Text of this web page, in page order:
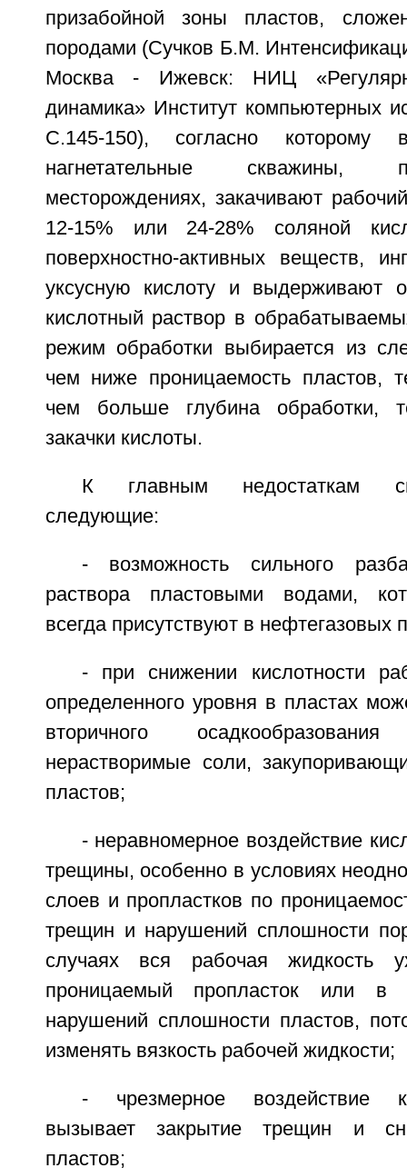
призабойной зоны пластов,
породами (Сучков Б.М.
Москва - Ижевск: НИЦ
динамика» Институт компьютерных
С.145-150), согласно
нагнетательные скважины,
месторождениях, закачивают
12-15% или 24-28% соляной
поверхностно-активных веществ,
уксусную кислоту и выдерживают
кислотный раствор в
режим обработки выбирается из
чем ниже проницаемость пластов,
чем больше глубина обработки,
закачки кислоты.
К главным недостаткам
следующие:
- возможность сильного
раствора пластовыми водами,
всегда присутствуют в нефтегазовых
- при снижении кислотности
определенного уровня в пластах
вторичного
нерастворимые соли,
пластов;
- неравномерное воздействие
трещины, особенно в условиях
слоев и пропластков по
трещин и нарушений сплошности
случаях вся рабочая жидкость
проницаемый пропласток или
нарушений сплошности пластов,
изменять вязкость рабочей жидкости;
- чрезмерное воздействие
вызывает закрытие трещин и
пластов;